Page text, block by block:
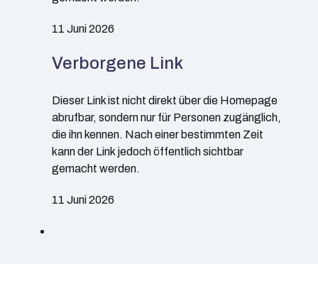
11 Juni 2026
Verborgene Link
Dieser Link ist nicht direkt über die Homepage
abrufbar, sondern nur für Personen zugänglich,
die ihn kennen. Nach einer bestimmten Zeit
kann der Link jedoch öffentlich sichtbar
gemacht werden.
11 Juni 2026